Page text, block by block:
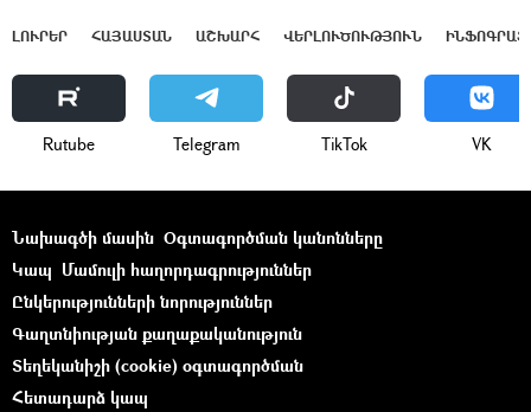
ԼՈՒՐԵՐ ՀԱՅԱՍՏԱՆ ԱՇԽԱՐՀ ՎԵՐԼՈՒԾՈՒԹՅՈՒՆ
Rutube Telegram ТikТоk VK
Նախագծի մասին Օգտագործման կանոնները
Կապ Մամուլի հաղորդագրություններ
Ընկերությունների նորություններ
Գաղտնիության քաղաքականություն
Տեղեկանիշի (cookie) օգտագործման
Հետադարձ կապ